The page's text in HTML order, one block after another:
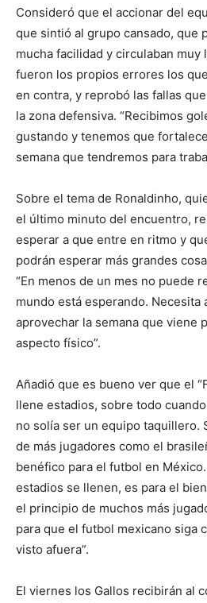
Consideró que el accionar del
que sintió al grupo cansado, que
mucha facilidad y circulaban muy
fueron los propios errores los
en contra, y reprobó las fallas
la zona defensiva. “Recibimos
gustando y tenemos que
semana que tendremos para
Sobre el tema de Ronaldinho,
el último minuto del encuentro,
esperar a que entre en ritmo y
podrán esperar más grandes
“En menos de un mes no puede
mundo está esperando. Necesita
aprovechar la semana que viene
aspecto físico”.
Añadió que es bueno ver que el
llene estadios, sobre todo
no solía ser un equipo taquillero.
de más jugadores como el
benéfico para el futbol en
estadios se llenen, es para el
el principio de muchos más
para que el futbol mexicano siga
visto afuera”.
El viernes los Gallos recibirán al